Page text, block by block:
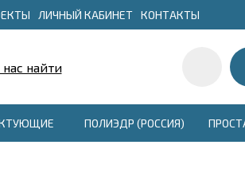
ЛИЧНЫЙ КАБИНЕТ КОНТАКТЫ
найти
ПОЛИЭДР (РОССИЯ)